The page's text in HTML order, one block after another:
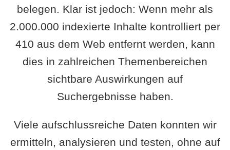
belegen. Klar ist jedoch: Wenn mehr als
2.000.000 indexierte Inhalte kontrolliert per
410 aus dem Web entfernt werden, kann
dies in zahlreichen Themenbereichen
sichtbare Auswirkungen auf
Suchergebnisse haben.
Viele aufschlussreiche Daten konnten wir
ermitteln, analysieren und testen, ohne auf